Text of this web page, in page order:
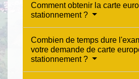
Comment obtenir la carte
stationnement ?
Combien de temps dure
votre demande de carte
stationnement ?